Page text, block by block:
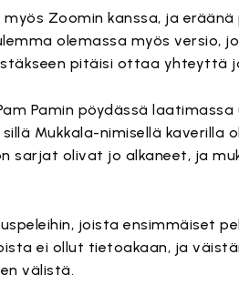
Zoomin kanssa, ja
olemassa myös versio,
pitäisi ottaa yhteyttä
Pamin pöydässä
Mukkala-nimisellä kaverilla
sarjat olivat jo alkaneet, ja
joista ensimmäiset
ei ollut tietoakaan, ja
välistä.